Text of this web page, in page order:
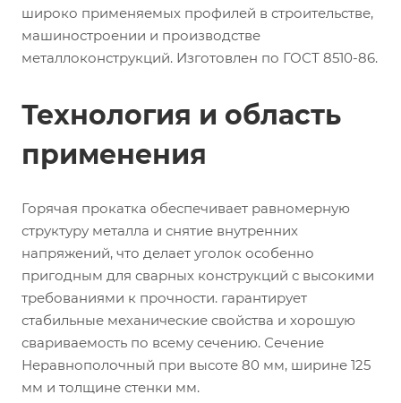
широко применяемых профилей в строительстве,
машиностроении и производстве
металлоконструкций. Изготовлен по ГОСТ 8510-86.
Технология и область
применения
Горячая прокатка обеспечивает равномерную
структуру металла и снятие внутренних
напряжений, что делает уголок особенно
пригодным для сварных конструкций с высокими
требованиями к прочности. гарантирует
стабильные механические свойства и хорошую
свариваемость по всему сечению. Сечение
Неравнополочный при высоте 80 мм, ширине 125
мм и толщине стенки мм.